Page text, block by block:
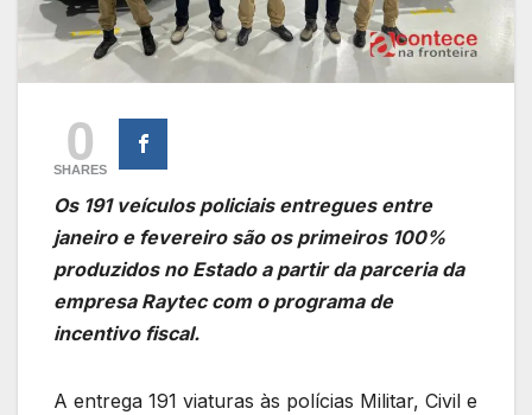
0
SHARES
Os 191 veículos policiais entregues entre
janeiro e fevereiro são os primeiros 100%
produzidos no Estado a partir da parceria da
empresa Raytec com o programa de
incentivo fiscal.
A entrega 191 viaturas às polícias Militar, Civil e